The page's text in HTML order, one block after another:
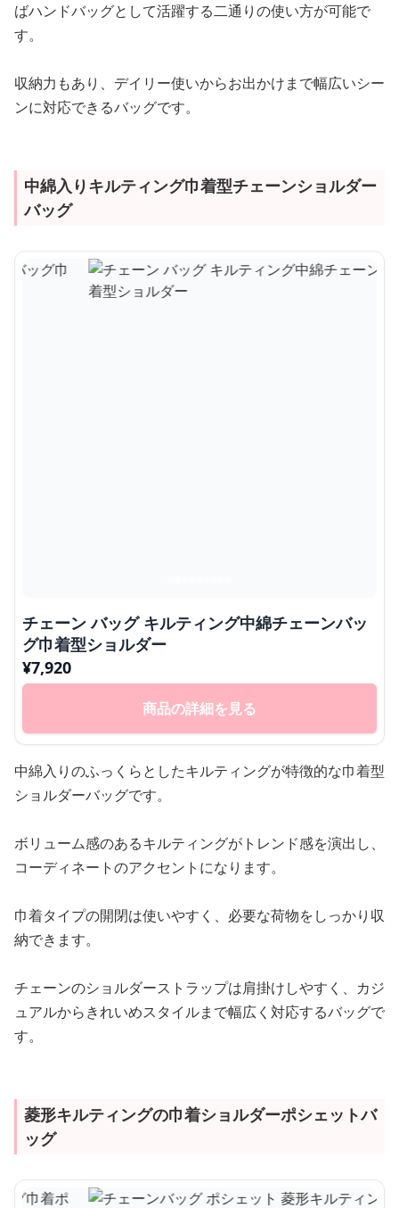
ばハンドバッグとして活躍する二通りの使い方が可能で
す。
収納力もあり、デイリー使いからお出かけまで幅広いシー
ンに対応できるバッグです。
中綿入りキルティング巾着型チェーンショルダー
バッグ
チェーン バッグ キルティング中綿チェーンバッ
グ巾着型ショルダー
¥7,920
商品の詳細を見る
中綿入りのふっくらとしたキルティングが特徴的な巾着型
ショルダーバッグです。
ボリューム感のあるキルティングがトレンド感を演出し、
コーディネートのアクセントになります。
巾着タイプの開閉は使いやすく、必要な荷物をしっかり収
納できます。
チェーンのショルダーストラップは肩掛けしやすく、カジ
ュアルからきれいめスタイルまで幅広く対応するバッグで
す。
菱形キルティングの巾着ショルダーポシェットバ
ッグ